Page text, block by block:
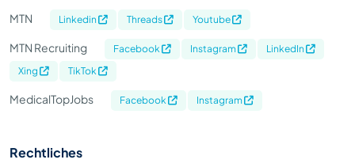
MTN Linkedin Threads Youtube
MTN Recruiting Facebook Instagram
LinkedIn
Xing
TikTok
MedicalTopJobs Facebook Instagram
Rechtliches